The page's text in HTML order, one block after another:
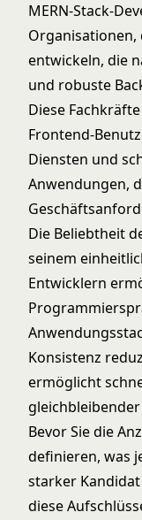
MERN-Stack-
Organisationen,
entwickeln, die
und robuste
Diese
Frontend-
Diensten und
Anwendungen,
Die Beliebtheit
seinem
Entwicklern
Konsistenz
ermöglicht
Bevor Sie die
definieren, was
starker
diese